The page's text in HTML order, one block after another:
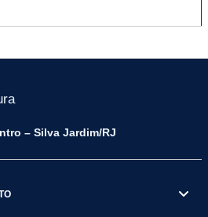
– Silva Jardim/RJ